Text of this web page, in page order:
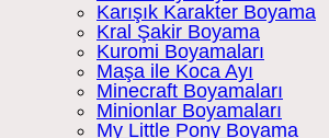
Karışık Karakter Boyama
Kral Şakir Boyama
Kuromi Boyamaları
Maşa ile Koca Ayı
Minecraft Boyamaları
Minionlar Boyamaları
My Little Pony Boyama